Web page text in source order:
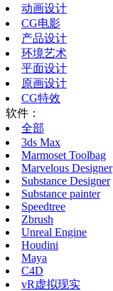
动画设计
CG电影
产品设计
环境艺术
平面设计
原画设计
CG特效
软件：
全部
3ds Max
Marmoset Toolbag
Marvelous Designer
Substance Designer
Substance painter
Speedtree
Zbrush
Unreal Engine
Houdini
Maya
C4D
vR虚拟现实